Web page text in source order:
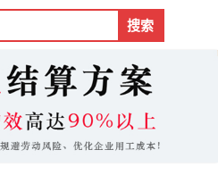
搜索